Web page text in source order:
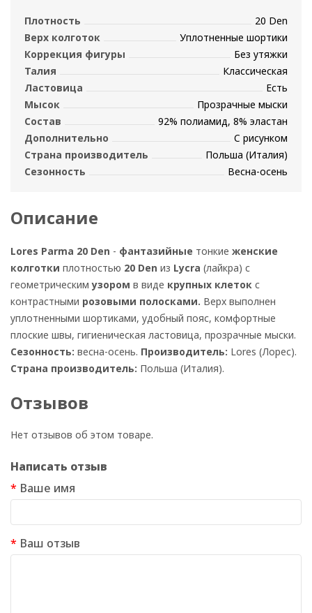
Плотность
20 Den
Верх колготок
Уплотненные шортики
Коррекция фигуры
Без утяжки
Талия
Классическая
Ластовица
Есть
Мысок
Прозрачные мыски
Состав
92% полиамид, 8% эластан
Дополнительно
С рисунком
Страна производитель
Польша (Италия)
Сезонность
Весна-осень
Описание
Lores Parma 20 Den - фантазийные тонкие женские
колготки плотностью 20 Den из Lycra (лайкра) с
геометрическимузором в виде крупных клеток с
контрастными розовыми полосками. Верх выполнен
уплотненными шортиками, удобный пояс, комфортные
плоские швы, гигиеническая ластовица, прозрачные мыски.
Сезонность: весна-осень. Производитель: Lores (Лорес).
Страна производитель: Польша (Италия).
Отзывов
Нет отзывов об этом товаре.
Написать отзыв
Ваше имя
Ваш отзыв